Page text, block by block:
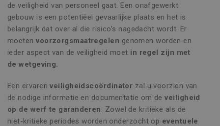
de veiligheid van personeel gaat. Een onafgewerkt
gebouw is een potentiëel gevaarlijke plaats en het is
belangrijk dat over al die risico’s nagedacht wordt. Er
moetenvoorzorgsmaatregelen genomen worden en
ieder aspect van de veiligheid moet in regel zijn met
de wetgeving.
Een ervarenveiligheidscoördinator zal u voorzien van
de nodige informatie en documentatie om deveiligheid
op de werf te garanderen. Zowel de kritieke als de
niet-kritieke periodes worden onderzocht op eventuele